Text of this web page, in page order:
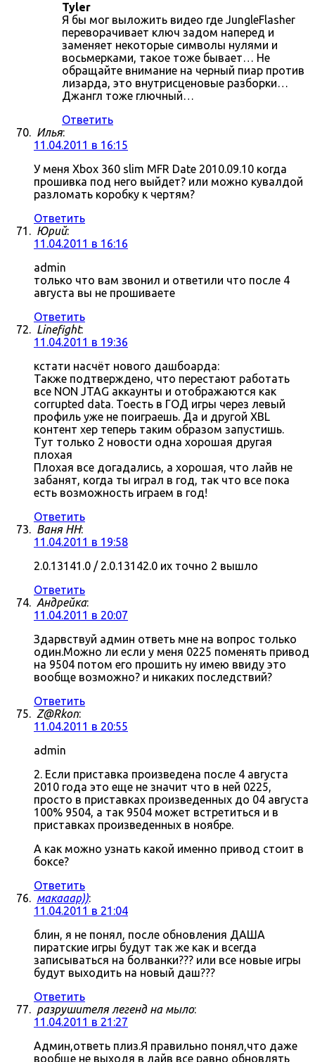
Tyler
Я бы мог выложить видео где JungleFlasher
переворачивает ключ задом наперед и
заменяет некоторые символы нулями и
восьмерками, такое тоже бывает… Не
обращайте внимание на черный пиар против
лизарда, это внутрисценовые разборки…
Джангл тоже глючный…
Ответить
Илья:
11.04.2011 в 16:15
У меня Xbox 360 slim MFR Date 2010.09.10 когда
прошивка под него выйдет? или можно кувалдой
разломать коробку к чертям?
Ответить
Юрий:
11.04.2011 в 16:16
admin
только что вам звонил и ответили что после 4
августа вы не прошиваете
Ответить
Linefight:
11.04.2011 в 19:36
кстати насчёт нового дашбоарда:
Также подтверждено, что перестают работать
все NON JTAG аккаунты и отображаются как
corrupted data. Тоесть в ГОД игры через левый
профиль уже не поиграешь. Да и другой XBL
контент хер теперь таким образом запустишь.
Тут только 2 новости одна хорошая другая
плохая
Плохая все догадались, а хорошая, что лайв не
забанят, когда ты играл в год, так что все пока
есть возможность играем в год!
Ответить
Ваня НН:
11.04.2011 в 19:58
2.0.13141.0 / 2.0.13142.0 их точно 2 вышло
Ответить
Андрейка:
11.04.2011 в 20:07
Здарвствуй админ ответь мне на вопрос только
один.Можно ли если у меня 0225 поменять привод
на 9504 потом его прошить ну имею ввиду это
вообще возможно? и никаких последствий?
Ответить
Z@Rkon:
11.04.2011 в 20:55
admin
2. Если приставка произведена после 4 августа
2010 года это еще не значит что в ней 0225,
просто в приставках произведенных до 04 августа
100% 9504, а так 9504 может встретиться и в
приставках произведенных в ноябре.
А как можно узнать какой именно привод стоит в
боксе?
Ответить
макааар)):
11.04.2011 в 21:04
блин, я не понял, после обновления ДАША
пиратские игры будут так же как и всегда
записываться на болванки??? или все новые игры
будут выходить на новый даш???
Ответить
разрушителя легенд на мыло:
11.04.2011 в 21:27
Админ,ответь плиз.Я правильно понял,что даже
вообще не выходя в лайв все равно обновлять